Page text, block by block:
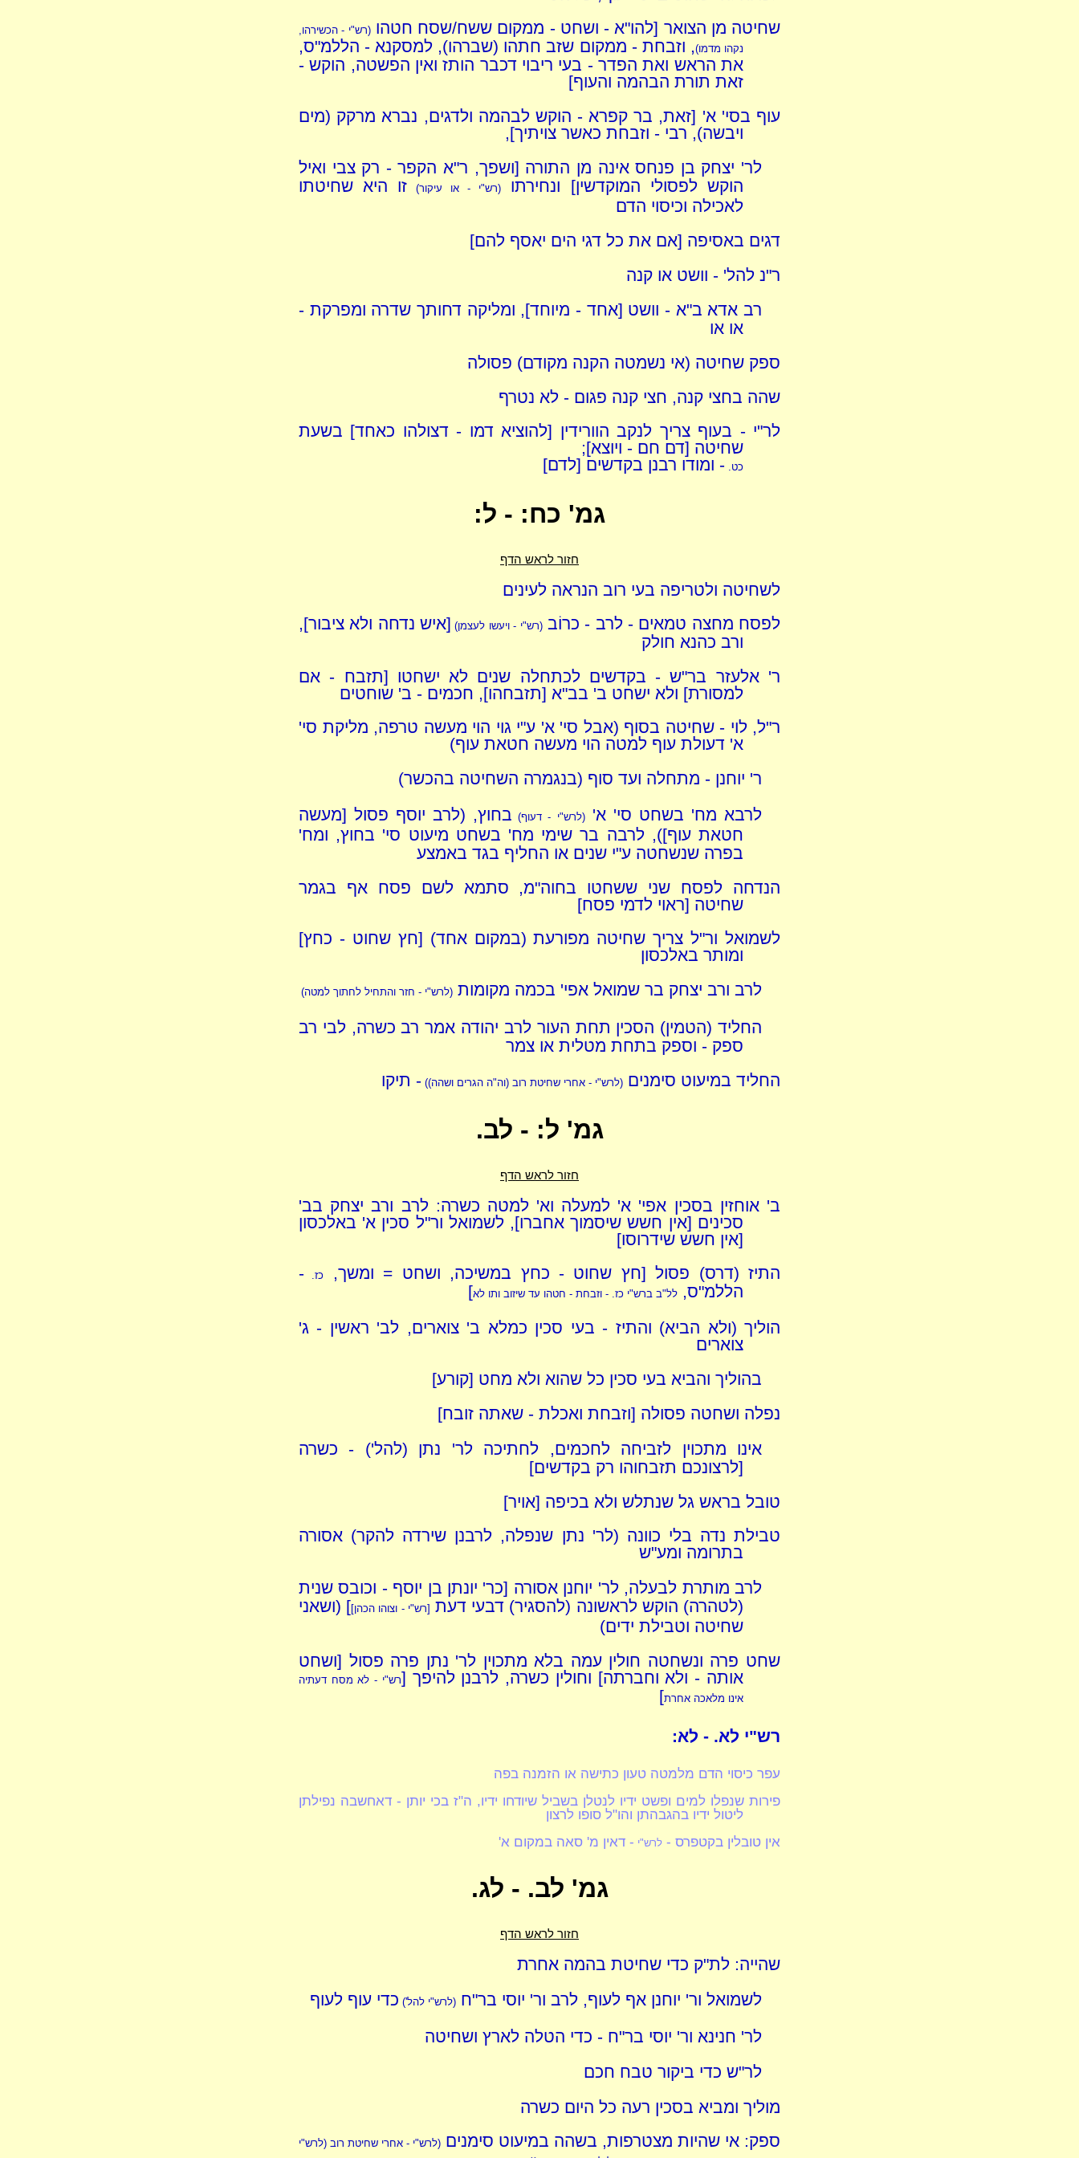
שחיטה מן הצואר [להו"א - ושחט - ממקום ששח/שסח חטהו(רש"י - הכשירהו,
נקהו מדמו), וזבחת - ממקום שזב חתהו (שברהו), למסקנא - הללמ"ס,
את הראש ואת הפדר - בעי ריבוי דכבר הותז ואין הפשטה, הוקש -
זאת תורת הבהמה והעוף]
עוף בסי' א' [זאת, בר קפרא - הוקש לבהמה ולדגים, נברא מרקק (מים
ויבשה), רבי - וזבחת כאשר צויתיך],
לר' יצחק בן פנחס אינה מן התורה [ושפך, ר"א הקפר - רק צבי ואיל
הוקש לפסולי המוקדשין] ונחירתו
(רש"י - או עיקור) זו היא שחיטתו
לאכילה וכיסוי הדם
דגים באסיפה [אם את כל דגי הים יאסף להם]
ר"נ להל' - וושט או קנה
רב אדא ב"א - וושט [אחד - מיוחד], ומליקה דחותך שדרה ומפרקת -
או או
ספק שחיטה (אי נשמטה הקנה מקודם) פסולה
שהה בחצי קנה, חצי קנה פגום - לא נטרף
לר"י - בעוף צריך לנקב הוורידין [להוציא דמו - דצולהו כאחד] בשעת
שחיטה [דם חם - ויוצא];
כט. - ומודו רבנן בקדשים [לדם]
גמ' כח: - ל:
חזור לראש הדף
לשחיטה ולטריפה בעי רוב הנראה לעינים
לפסח מחצה טמאים - לרב - כרוֹב(רש"י - ויעשו לעצמן) [איש נדחה ולא ציבור],
ורב כהנא חולק
ר' אלעזר בר"ש - בקדשים לכתחלה שנים לא ישחטו [תזבח - אם
למסורת] ולא ישחט ב' בב"א [תזבחהו], חכמים - ב' שוחטים
ר"ל, לוי - שחיטה בסוף (אבל סי' א' ע"י גוי הוי מעשה טרפה, מליקת סי'
א' דעולת עוף למטה הוי מעשה חטאת עוף)
ר' יוחנן - מתחלה ועד סוף (בנגמרה השחיטה בהכשר)
לרבא מח' בשחט סי' א'(לרש"י - דעוף) בחוץ, (לרב יוסף פסול [מעשה
חטאת עוף]), לרבה בר שימי מח' בשחט מיעוט סי' בחוץ, ומח'
בפרה שנשחטה ע"י שנים או החליף בגד באמצע
הנדחה לפסח שני ששחטו בחוה"מ, סתמא לשם פסח אף בגמר
שחיטה [ראוי לדמי פסח]
לשמואל ור"ל צריך שחיטה מפורעת (במקום אחד) [חץ שחוט - כחץ]
ומותר באלכסון
לרב ורב יצחק בר שמואל אפי' בכמה מקומות(לרש"י - חזר והתחיל לחתוך למטה)
החליד (הטמין) הסכין תחת העור לרב יהודה אמר רב כשרה, לבי רב
ספק - וספק בתחת מטלית או צמר
החליד במיעוט סימנים (לרש"י - אחרי שחיטת רוב (וה"ה הגרים ושהה)
) - תיקו
גמ' ל: - לב.
חזור לראש הדף
ב' אוחזין בסכין אפי' א' למעלה וא' למטה כשרה: לרב ורב יצחק בב'
סכינים [אין חשש שיסמוך אחברו], לשמואל ור"ל סכין א' באלכסון
[אין חשש שידרוסו]
התיז (דרס) פסול [חץ שחוט - כחץ במשיכה, ושחט = ומשך,
כז. -
הללמ"ס,לל"ב ברש"י כז. - וזבחת - חטהו עד שיזוב ותו לא]
הוליך (ולא הביא) והתיז - בעי סכין כמלא ב' צוארים, לב' ראשין - ג'
צוארים
בהוליך והביא בעי סכין כל שהוא ולא מחט [קורע]
נפלה ושחטה פסולה [וזבחת ואכלת - שאתה זובח]
אינו מתכוין לזביחה לחכמים, לחתיכה לר' נתן (להל') - כשרה
[לרצונכם תזבחוהו רק בקדשים]
טובל בראש גל שנתלש ולא בכיפה [אויר]
טבילת נדה בלי כוונה (לר' נתן שנפלה, לרבנן שירדה להקר) אסורה
בתרומה ומע"ש
לרב מותרת לבעלה, לר' יוחנן אסורה [כר' יונתן בן יוסף - וכובס שנית
(לטהרה) הוקש לראשונה (להסגיר) דבעי דעת [רש"י - וצוהו הכהן]] (ושאני
שחיטה וטבילת ידים)
שחט פרה ונשחטה חולין עמה בלא מתכוין לר' נתן פרה פסול [ושחט
אותה - ולא וחברתה] וחולין כשרה, לרבנן להיפך [רש"י - לא מסח דעתיה
אינו מלאכה אחרת]
רש"י לא. - לא:
עפר כיסוי הדם מלמטה טעון כתישה או הזמנה בפה
פירות שנפלו למים ופשט ידיו לנטלן בשביל שיודחו ידיו, ה"ז בכי יותן - דאחשבה נפילתן
ליטול ידיו בהגבהתן והו"ל סופו לרצון
אין טובלין בקטפרס - לרש"י - דאין מ' סאה במקום א'
גמ' לב. - לג.
חזור לראש הדף
שהייה: לת"ק כדי שחיטת בהמה אחרת
לשמואל ור' יוחנן אף לעוף, לרב ור' יוסי בר"ח(לרש"י להל') כדי עוף לעוף
לר' חנינא ור' יוסי בר"ח - כדי הטלה לארץ ושחיטה
לר"ש כדי ביקור טבח חכם
מוליך ומביא בסכין רעה כל היום כשרה
ספק: אי שהיות מצטרפות, בשהה במיעוט סימנים (לרש"י - אחרי שחיטת רוב (לרש"י